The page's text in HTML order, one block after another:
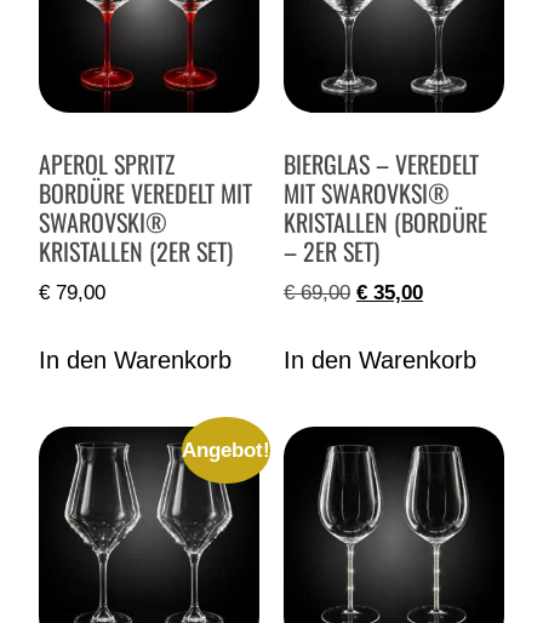
APEROL SPRITZ
BORDÜRE VEREDELT MIT
SWAROVSKI®
KRISTALLEN (2ER SET)
€ 79,00
In den Warenkorb
BIERGLAS – VEREDELT
MIT SWAROVKSI®
KRISTALLEN (BORDÜRE
– 2ER SET)
€69,00 € 35,00
In den Warenkorb
Angebot!